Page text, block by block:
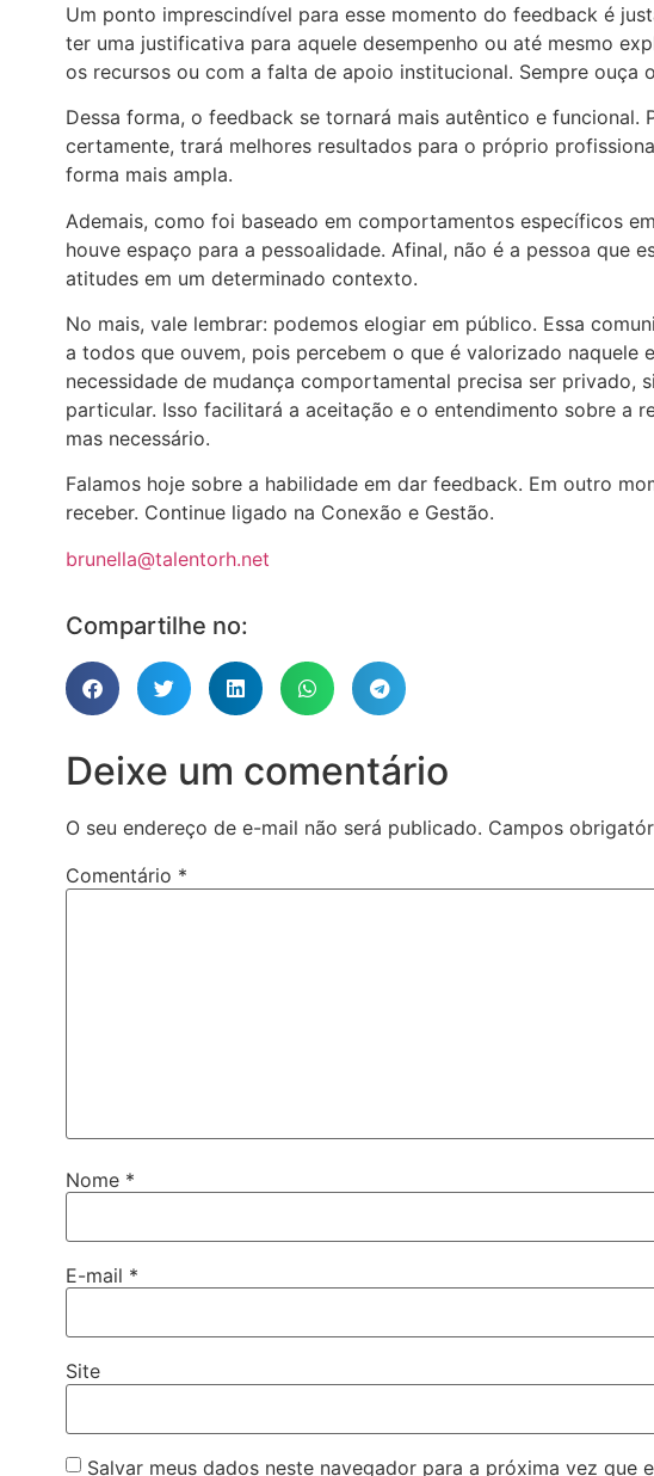
Um ponto imprescindível para esse momento do feedback é
ter uma justificativa para aquele desempenho ou até mesmo
os recursos ou com a falta de apoio institucional. Sempre ouça
Dessa forma, o feedback se tornará mais autêntico e funcional.
certamente, trará melhores resultados para o próprio
forma mais ampla.
Ademais, como foi baseado em comportamentos específicos
houve espaço para a pessoalidade. Afinal, não é a pessoa que
atitudes em um determinado contexto.
No mais, vale lembrar: podemos elogiar em público. Essa
a todos que ouvem, pois percebem o que é valorizado naquele
necessidade de mudança comportamental precisa ser privado,
particular. Isso facilitará a aceitação e o entendimento sobre a
mas necessário.
Falamos hoje sobre a habilidade em dar feedback. Em outro
receber. Continue ligado na Conexão e Gestão.
brunella@talentorh.net
Compartilhe no:
Deixe um comentário
O seu endereço de e-mail não será publicado. Campos
Comentário *
Nome *
E-mail *
Site
Salvar meus dados neste navegador para a próxima vez que